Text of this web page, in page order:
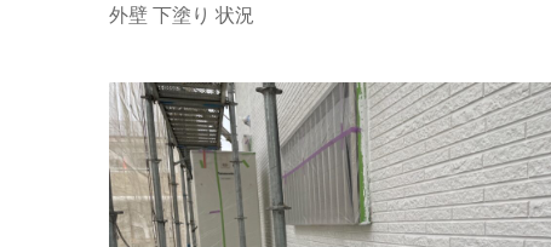
外壁 下塗り 状況